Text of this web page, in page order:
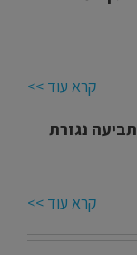
קרא עוד >>
נגזרת
קרא עוד >>